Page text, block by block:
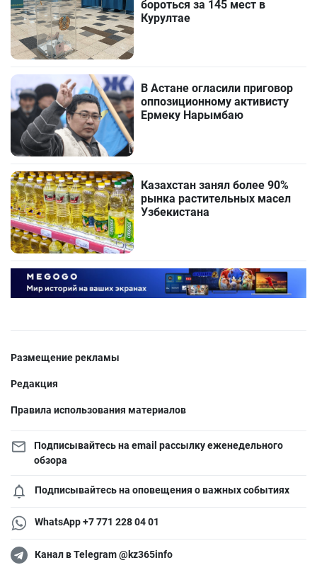
бороться за 145 мест в
Курултае
В Астане огласили приговор
оппозиционному активисту
Ермеку Нарымбаю
Казахстан занял более 90%
рынка растительных масел
Узбекистана
Размещение рекламы
Редакция
Правила использования материалов
Подписывайтесь на email рассылку еженедельного
обзора
Подписывайтесь на оповещения о важных событиях
WhatsApp +7 771 228 04 01
Канал в Telegram @kz365info